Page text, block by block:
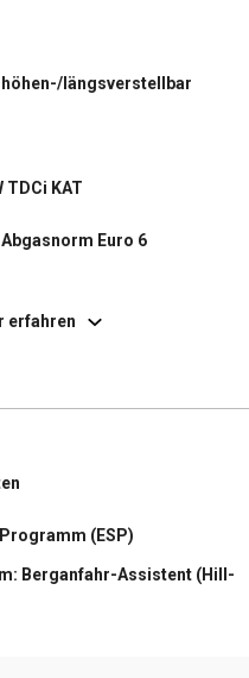
längsverstellbar
TDCi KAT
Euro 6
erfahren
(ESP)
Berganfahr-Assistent (Hill-